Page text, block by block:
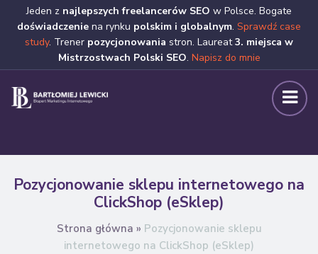
Jeden z najlepszych freelancerów SEO w Polsce. Bogate
doświadczenie na rynku polskim i globalnym. Sprawdź case
study. Trener pozycjonowania stron. Laureat3. miejsca w
Mistrzostwach Polski SEO. Napisz do mnie
Pozycjonowanie sklepu internetowego na
ClickShop (eSklep)
Strona główna » Pozycjonowanie sklepu
internetowego na ClickShop (eSklep)